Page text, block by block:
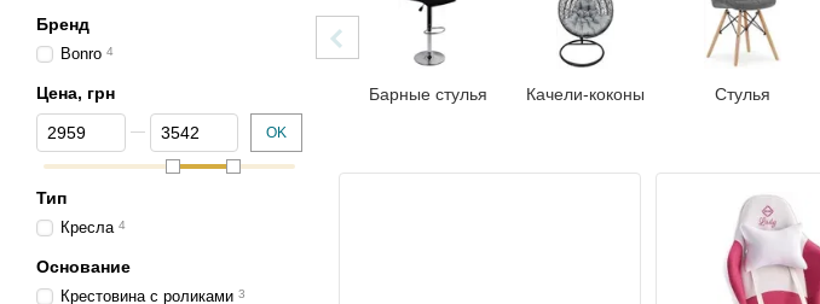
Барные стулья Качели-коконы Стулья
Бренд
Bonro 4
Цена, грн
От Цена, грн
До Цена, грн OK
Тип
Кресла 4
Основание
Крестовина с роликами 3